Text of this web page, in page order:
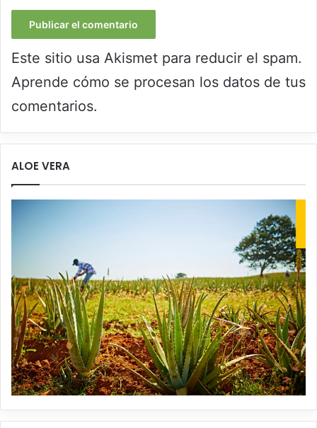
Este sitio usa Akismet para reducir el spam.
Aprende cómo se procesan los datos de tus
comentarios.
ALOE VERA